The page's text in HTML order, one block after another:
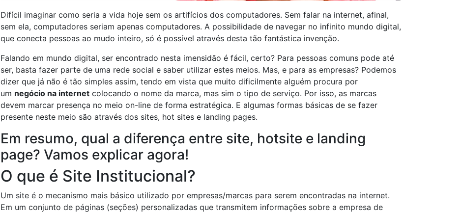
Difícil imaginar como seria a vida hoje sem os artifícios dos computadores. Sem falar na internet, afinal,
sem ela, computadores seriam apenas computadores. A possibilidade de navegar no infinito mundo digital,
que conecta pessoas ao mudo inteiro, só é possível através desta tão fantástica invenção.
Falando em mundo digital, ser encontrado nesta imensidão é fácil, certo? Para pessoas comuns pode até
ser, basta fazer parte de uma rede social e saber utilizar estes meios. Mas, e para as empresas? Podemos
dizer que já não é tão simples assim, tendo em vista que muito dificilmente alguém procura por
um negócio na internet colocando o nome da marca, mas sim o tipo de serviço. Por isso, as marcas
devem marcar presença no meio on-line de forma estratégica. E algumas formas básicas de se fazer
presente neste meio são através dos sites, hot sites e landing pages.
Em resumo, qual a diferença entre site, hotsite e landing
page? Vamos explicar agora!
O que é Site Institucional?
Um site é o mecanismo mais básico utilizado por empresas/marcas para serem encontradas na internet.
Em um conjunto de páginas (seções) personalizadas que transmitem informações sobre a empresa de